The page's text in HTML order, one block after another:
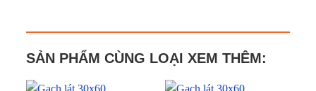
SẢN PHẨM CÙNG LOẠI XEM THÊM: